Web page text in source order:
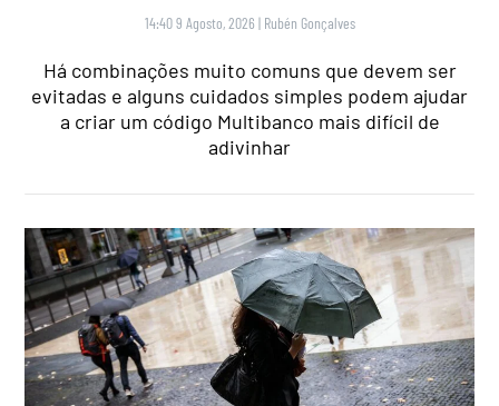
14:40 9 Agosto, 2026 | Rubén Gonçalves
Há combinações muito comuns que devem ser
evitadas e alguns cuidados simples podem ajudar
a criar um código Multibanco mais difícil de
adivinhar